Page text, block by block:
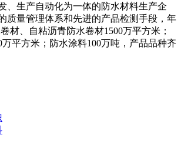
、生产自动化为一体的防水材料生产企
质量管理体系和先进的产品检测手段，年
材、自粘沥青防水卷材1500万平方米；
平方米；防水涂料100万吨，产品品种齐